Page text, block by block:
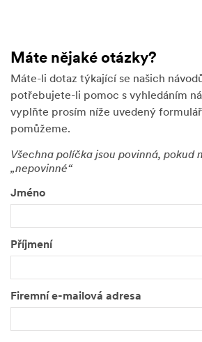
Máte nějaké otázky?
Máte-li dotaz týkající se našich
potřebujete-li pomoc s vyhledáním
vyplňte prosím níže uvedený
pomůžeme.
Všechna políčka jsou povinná, pokud
„nepovinné“
Jméno
Příjmení
Firemní e-mailová adresa